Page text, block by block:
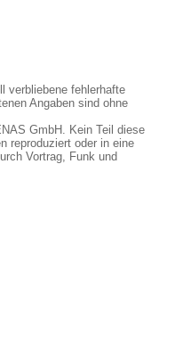
verbliebene fehlerhafte
Angaben sind ohne
GmbH. Kein Teil diese
reproduziert oder in eine
Vortrag, Funk und